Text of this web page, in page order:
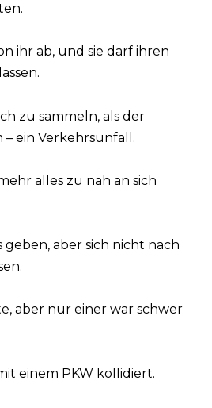
ihr ab, und sie darf ihren
zu sammeln, als der
– ein Verkehrsunfall.
alles zu nah an sich
geben, aber sich nicht nach
aber nur einer war schwer
einem PKW kollidiert.